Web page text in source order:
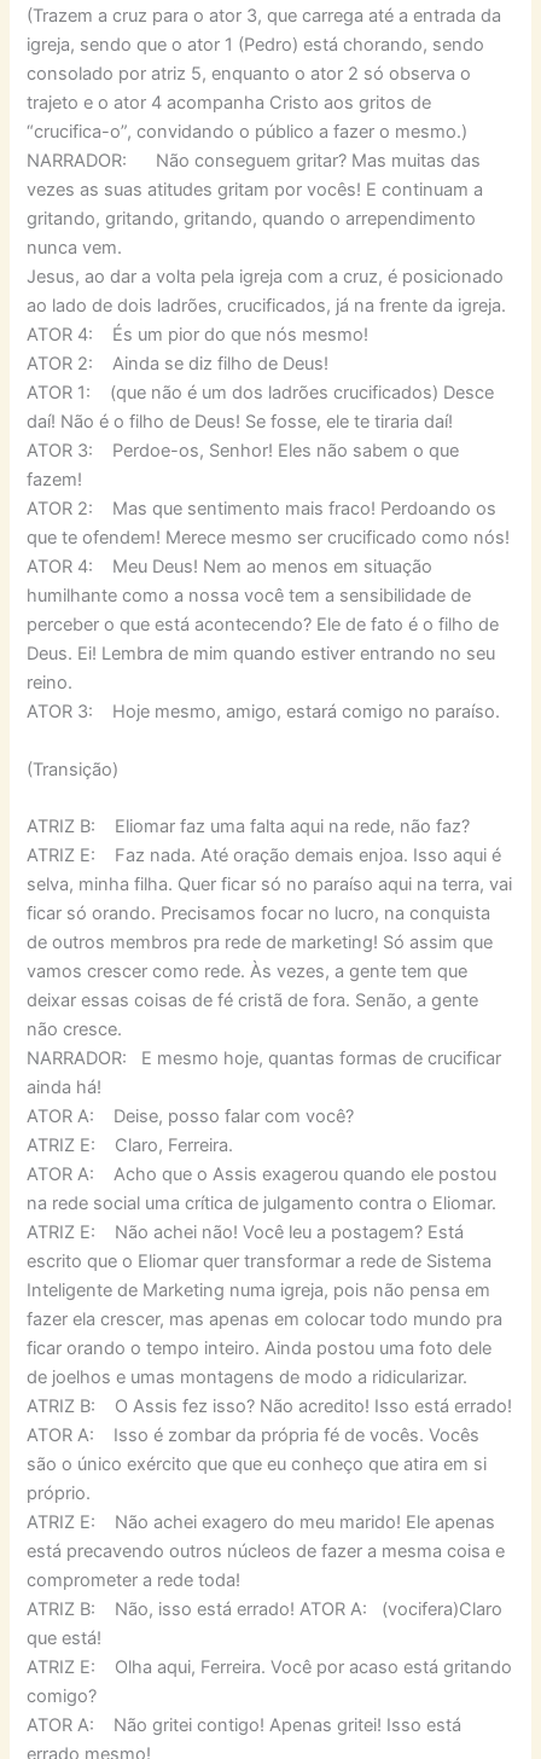
(Trazem a cruz para o ator 3, que carrega até a entrada da
igreja, sendo que o ator 1 (Pedro) está chorando, sendo
consolado por atriz 5, enquanto o ator 2 só observa o
trajeto e o ator 4 acompanha Cristo aos gritos de
“crucifica-o”, convidando o público a fazer o mesmo.)
NARRADOR: Não conseguem gritar? Mas muitas das
vezes as suas atitudes gritam por vocês! E continuam a
gritando, gritando, gritando, quando o arrependimento
nunca vem.
Jesus, ao dar a volta pela igreja com a cruz, é posicionado
ao lado de dois ladrões, crucificados, já na frente da igreja.
ATOR 4: És um pior do que nós mesmo!
ATOR 2: Ainda se diz filho de Deus!
ATOR 1: (que não é um dos ladrões crucificados) Desce
daí! Não é o filho de Deus! Se fosse, ele te tiraria daí!
ATOR 3: Perdoe-os, Senhor! Eles não sabem o que
fazem!
ATOR 2: Mas que sentimento mais fraco! Perdoando os
que te ofendem! Merece mesmo ser crucificado como nós!
ATOR 4: Meu Deus! Nem ao menos em situação
humilhante como a nossa você tem a sensibilidade de
perceber o que está acontecendo? Ele de fato é o filho de
Deus. Ei! Lembra de mim quando estiver entrando no seu
reino.
ATOR 3: Hoje mesmo, amigo, estará comigo no paraíso.
(Transição)
ATRIZ B: Eliomar faz uma falta aqui na rede, não faz?
ATRIZ E: Faz nada. Até oração demais enjoa. Isso aqui é
selva, minha filha. Quer ficar só no paraíso aqui na terra, vai
ficar só orando. Precisamos focar no lucro, na conquista
de outros membros pra rede de marketing! Só assim que
vamos crescer como rede. Às vezes, a gente tem que
deixar essas coisas de fé cristã de fora. Senão, a gente
não cresce.
NARRADOR: E mesmo hoje, quantas formas de crucificar
ainda há!
ATOR A: Deise, posso falar com você?
ATRIZ E: Claro, Ferreira.
ATOR A: Acho que o Assis exagerou quando ele postou
na rede social uma crítica de julgamento contra o Eliomar.
ATRIZ E: Não achei não! Você leu a postagem? Está
escrito que o Eliomar quer transformar a rede de Sistema
Inteligente de Marketing numa igreja, pois não pensa em
fazer ela crescer, mas apenas em colocar todo mundo pra
ficar orando o tempo inteiro. Ainda postou uma foto dele
de joelhos e umas montagens de modo a ridicularizar.
ATRIZ B: O Assis fez isso? Não acredito! Isso está errado!
ATOR A: Isso é zombar da própria fé de vocês. Vocês
são o único exército que que eu conheço que atira em si
próprio.
ATRIZ E: Não achei exagero do meu marido! Ele apenas
está precavendo outros núcleos de fazer a mesma coisa e
comprometer a rede toda!
ATRIZ B: Não, isso está errado! ATOR A: (vocifera)Claro
que está!
ATRIZ E: Olha aqui, Ferreira. Você por acaso está gritando
comigo?
ATOR A: Não gritei contigo! Apenas gritei! Isso está
errado mesmo!